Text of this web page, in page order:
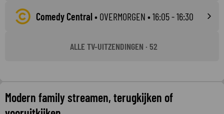
Comedy Central • OVERMORGEN • 16:05 - 16:30
ALLE TV-UITZENDINGEN · 52
Modern family streamen, terugkijken of